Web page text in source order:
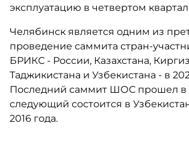
эксплуатацию в четвертом
Челябинск является одним из
проведение саммита стран-
БРИКС - России, Казахстана,
Таджикистана и Узбекистана - в
Последний саммит ШОС прошел в
следующий состоится в
2016 года.